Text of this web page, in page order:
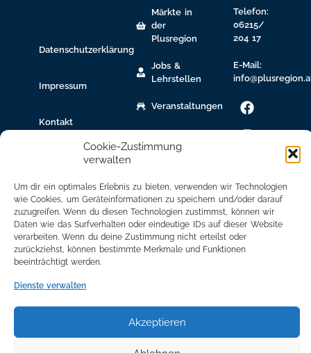
Cookie-Zustimmung
verwalten
Um dir ein optimales Erlebnis zu bieten, verwenden wir Technologien
wie Cookies, um Geräteinformationen zu speichern und/oder darauf
zuzugreifen. Wenn du diesen Technologien zustimmst, können wir
Daten wie das Surfverhalten oder eindeutige IDs auf dieser Website
verarbeiten. Wenn du deine Zustimmung nicht erteilst oder
zurückziehst, können bestimmte Merkmale und Funktionen
beeinträchtigt werden.
Dienste verwalten
Akzeptieren
Datenschutzerklärung
Impressum
Kontakt
Märkte in
der
Plusregion
Jobs &
Lehrstellen
Veranstaltungen
gew.
Immobilien
Newsletter
Anmeldung
Mitglied
werden
Telefon:
06215/
204 17
E-Mail: